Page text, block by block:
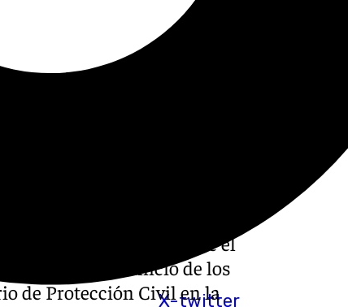
X-twitter
Antequera acoge desde el
que marca el inicio de los
de Protección Civil en la